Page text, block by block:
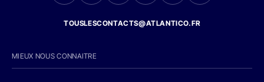
TOUSLESCONTACTS@ATLANTICO.FR
MIEUX NOUS CONNAITRE